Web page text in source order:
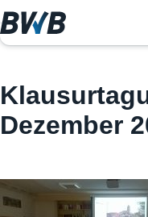
Dezember